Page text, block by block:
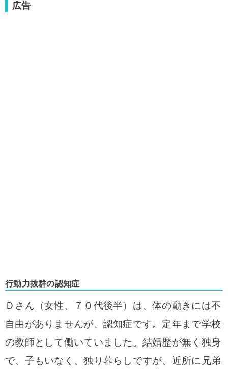
広告
行動力抜群の認知症
Ｄさん（女性、７０代後半）は、体の動きには不
自由がありませんが、認知症です。定年まで学校
の教師として働いていました。結婚歴が無く独身
で、子もいなく、独り暮らしですが、近所に兄弟